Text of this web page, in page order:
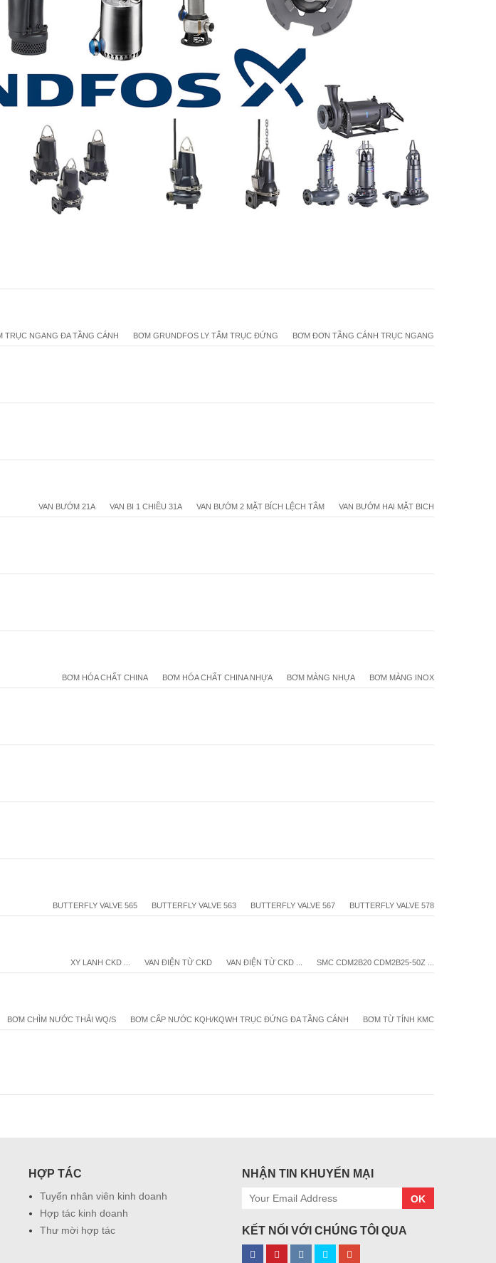
TRỤC NGANG ĐA TẦNG CÁNH BƠM GRUNDFOS LY TÂM TRỤC ĐỨNG BƠM ĐƠN TẦNG CÁNH TRỤC NGANG
VAN BƯỚM 21A VAN BI 1 CHIỀU 31A VAN BƯỚM 2 MẶT BÍCH LỆCH TÂM VAN BƯỚM HAI MẶT BICH
BƠM HÓA CHẤT CHINA BƠM HÓA CHẤT CHINA NHỰA BƠM MÀNG NHỰA BƠM MÀNG INOX
BUTTERFLY VALVE 565 BUTTERFLY VALVE 563 BUTTERFLY VALVE 567 BUTTERFLY VALVE 578
XY LANH CKD ... VAN ĐIỆN TỪ CKD VAN ĐIỆN TỪ CKD ... SMC CDM2B20 CDM2B25-50Z ...
BƠM CHÌM NƯỚC THẢI WQ/S BƠM CẤP NƯỚC KQH/KQWH TRỤC ĐỨNG ĐA TẦNG CÁNH BƠM TỪ TÍNH KMC
HỢP TÁC
Tuyển nhân viên kinh doanh
Hợp tác kinh doanh
Thư mời hợp tác
NHẬN TIN KHUYẾN MẠI
OK
KẾT NỐI VỚI CHÚNG TÔI QUA